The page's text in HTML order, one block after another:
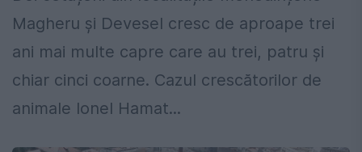
Magheru și Devesel cresc de aproape trei
ani mai multe capre care au trei, patru și
chiar cinci coarne. Cazul crescătorilor de
animale Ionel Hamat...